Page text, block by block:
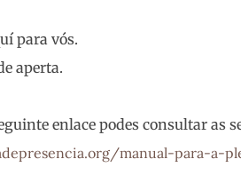
para vós.
aperta.
enlace podes consultar as
manual-para-a-